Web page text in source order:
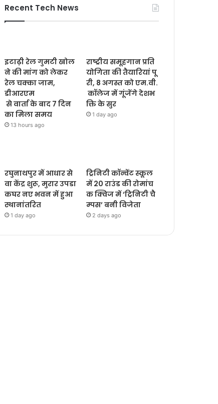
Recent Tech News
इटाढ़ी रेल गुमटी खोल
ने की मांग को लेकर
रेल चक्का जाम,
डीआरएम
से वार्ता के बाद 7 दिन
का मिला समय
13 hours ago
राष्ट्रीय समूहगान प्रति
योगिता की तैयारियां पू
री, 8 अगस्त को एम.वी.
कॉलेज में गूंजेंगे देशभ
क्ति के सुर
1 day ago
रघुनाथपुर में आधार से
वा केंद्र शुरू, मुरार उपडा
कघर नए भवन में हुआ
स्थानांतरित
1 day ago
ट्रिनिटी कॉन्वेंट स्कूल
में 20 राउंड की रोमांच
क क्विज में ‘ट्रिनिटी चै
म्पस’ बनी विजेता
2 days ago